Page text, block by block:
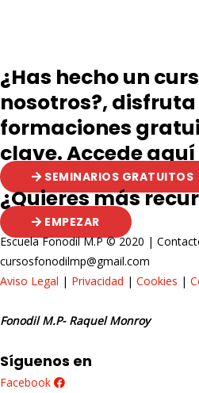
entradas
¿Has hecho un
nosotros?, disfruta
formaciones
clave. Accede aquí
SEMINARIOS GRATUITOS
¿Quieres más
EMPEZAR
Escuela Fonodil M.P © 2020 |
cursosfonodilmp@gmail.com
Aviso Legal | Privacidad | Cookies |
Fonodil M.P- Raquel Monroy
Síguenos en
Facebook